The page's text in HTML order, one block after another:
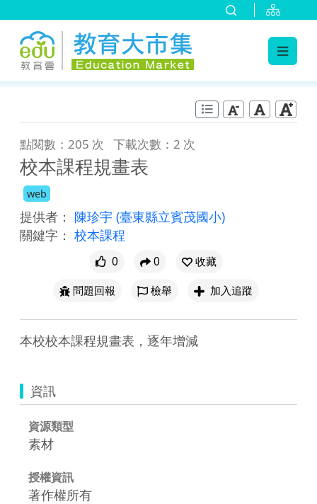
點閱數：205 次 下載次數：2 次
校本課程規畫表
web
提供者： 陳珍宇 (臺東縣立賓茂國小)
關鍵字： 校本課程
0 0
收藏
問題回報
檢舉 加入追蹤
本校校本課程規畫表，逐年增減
資訊
資源類型
素材
授權資訊
著作權所有